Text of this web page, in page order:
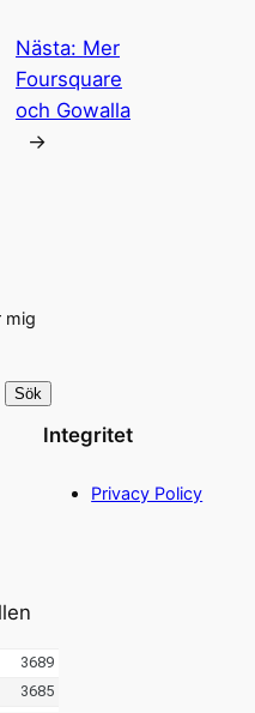
Nästa: Mer
Foursquare
och Gowalla
→
mig
Sök
Integritet
Privacy Policy